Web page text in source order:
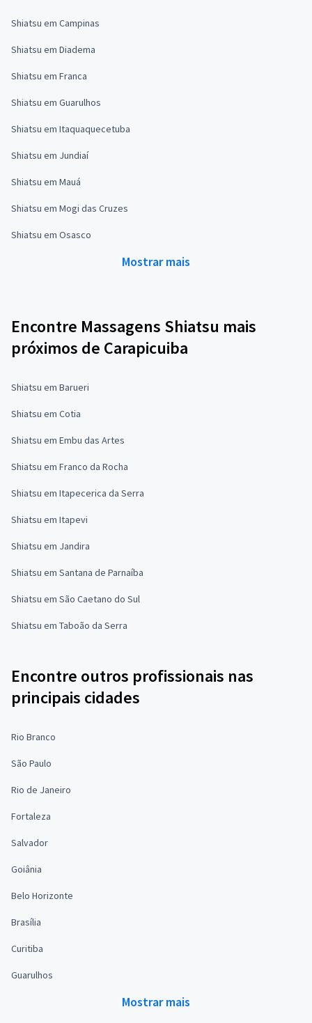
Shiatsu em Campinas
Shiatsu em Diadema
Shiatsu em Franca
Shiatsu em Guarulhos
Shiatsu em Itaquaquecetuba
Shiatsu em Jundiaí
Shiatsu em Mauá
Shiatsu em Mogi das Cruzes
Shiatsu em Osasco
Mostrar mais
Encontre Massagens Shiatsu mais
próximos de Carapicuiba
Shiatsu em Barueri
Shiatsu em Cotia
Shiatsu em Embu das Artes
Shiatsu em Franco da Rocha
Shiatsu em Itapecerica da Serra
Shiatsu em Itapevi
Shiatsu em Jandira
Shiatsu em Santana de Parnaíba
Shiatsu em São Caetano do Sul
Shiatsu em Taboão da Serra
Encontre outros profissionais nas
principais cidades
Rio Branco
São Paulo
Rio de Janeiro
Fortaleza
Salvador
Goiânia
Belo Horizonte
Brasília
Curitiba
Guarulhos
Mostrar mais